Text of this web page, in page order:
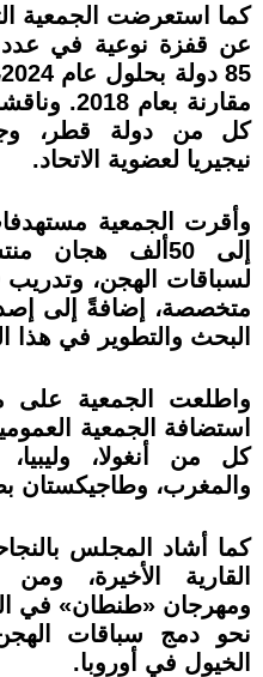
كما استعرضت الجمعية
عن قفزة نوعية في عدد
مقارنة
كل من دولة قطر،
نيجيريا لعضوية الاتحاد.
وأقرت الجمعية
البحث والتطوير في هذا
واطلعت الجمعية على
كل من أنغولا، وليبيا،
والمغرب، وطاجيكستان
كما أشاد المجلس
القارية الأخيرة،
نحو دمج سباقات
الخيول في أوروبا.